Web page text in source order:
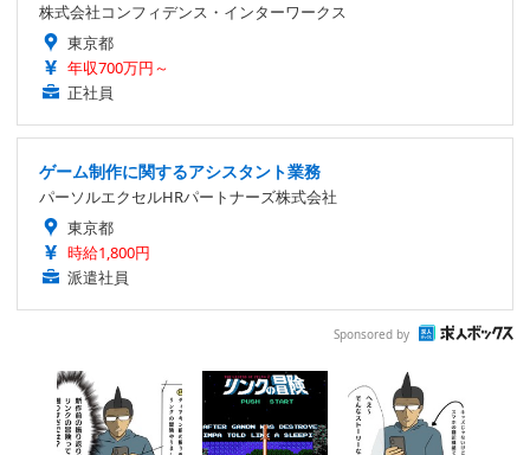
株式会社コンフィデンス・インターワークス
東京都
年収700万円～
正社員
ゲーム制作に関するアシスタント業務
パーソルエクセルHRパートナーズ株式会社
東京都
時給1,800円
派遣社員
Sponsored by